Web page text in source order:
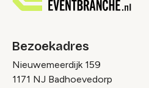
Bezoekadres
Nieuwemeerdijk 159
1171 NJ Badhoevedorp